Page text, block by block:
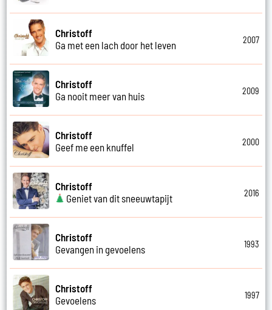
Christoff
Ga met een lach door het leven
2007
Christoff
Ga nooit meer van huis
2009
Christoff
Geef me een knuffel
2000
Christoff
Geniet van dit sneeuwtapijt
2016
Christoff
Gevangen in gevoelens
1993
Christoff
Gevoelens
1997